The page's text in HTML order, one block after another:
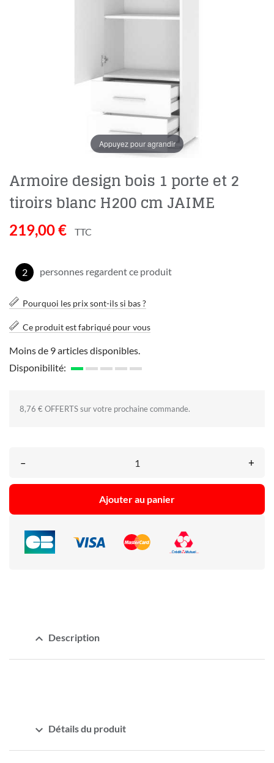
Appuyez pour agrandir
Armoire design bois 1 porte et 2
tiroirs blanc H200 cm JAIME
219,00 € TTC
2 personnes regardent ce produit
Pourquoi les prix sont-ils si bas ?
Ce produit est fabriqué pour vous
Moins de 9 articles disponibles.
Disponibilité:
8,76 € OFFERTS sur votre prochaine commande.
– +
Ajouter au panier
expand_less Description
expand_more Détails du produit